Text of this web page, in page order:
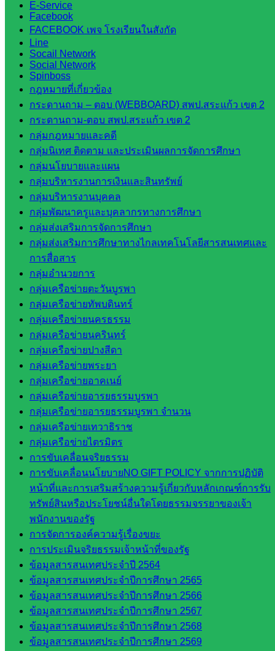
E-Service
Facebook
FACEBOOK เพจ โรงเรียนในสังกัด
Line
Socail Network
Social Network
Spinboss
กฎหมายที่เกี่ยวข้อง
กระดานถาม – ตอบ (WEBBOARD) สพป.สระแก้ว เขต 2
กระดานถาม-ตอบ สพป.สระแก้ว เขต 2
กลุ่มกฎหมายและคดี
กลุ่มนิเทศ ติดตาม และประเมินผลการจัดการศึกษา
กลุ่มนโยบายและแผน
กลุ่มบริหารงานการเงินและสินทรัพย์
กลุ่มบริหารงานบุคคล
กลุ่มพัฒนาครูและบุคลากรทางการศึกษา
กลุ่มส่งเสริมการจัดการศึกษา
กลุ่มส่งเสริมการศึกษาทางไกลเทคโนโลยีสารสนเทศและ
การสื่อสาร
กลุ่มอำนวยการ
กลุ่มเครือข่ายตะวันบูรพา
กลุ่มเครือข่ายทัพบดินทร์
กลุ่มเครือข่ายนครธรรม
กลุ่มเครือข่ายนครินทร์
กลุ่มเครือข่ายปางสีดา
กลุ่มเครือข่ายพระยา
กลุ่มเครือข่ายอาคเนย์
กลุ่มเครือข่ายอารยธรรมบูรพา
กลุ่มเครือข่ายอารยธรรมบูรพา จำนวน
กลุ่มเครือข่ายเทวาธิราช
กลุ่มเครือข่ายไตรมิตร
การขับเคลื่อนจริยธรรม
การขับเคลื่อนนโยบายNO GIFT POLICY จากการปฏิบัติ
หน้าที่และการเสริมสร้างความรู้เกี่ยวกับหลักเกณฑ์การรับ
ทรัพย์สินหรือประโยชน์อื่นใดโดยธรรมจรรยาของเจ้า
พนักงานของรัฐ
การจัดการองค์ความรู้เรื่องขยะ
การประเมินจริยธรรมเจ้าหน้าที่ของรัฐ
ข้อมูลสารสนเทศประจำปี 2564
ข้อมูลสารสนเทศประจำปีการศึกษา 2565
ข้อมูลสารสนเทศประจำปีการศึกษา 2566
ข้อมูลสารสนเทศประจำปีการศึกษา 2567
ข้อมูลสารสนเทศประจำปีการศึกษา 2568
ข้อมูลสารสนเทศประจำปีการศึกษา 2569
เทคนิค
สระแก้ว
วิทยาลัย
เทคนิค
วังน้ำเย็น
กศน.สระแก้ว
เว็บไซต์
กลุ่มงาน
ใน
สำนักงาน
กลุ่
มอำนวย
การ
กลุ่ม
บริหาร
งานงาน
เงินและ
สินทรัพย์
กลุ่มน
โยบาย
และแผน
กลุ่มส่ง
เสริมการ
จัดการ
ศึกษา
กลุ่ม
บริหาร
งาน
บุคคล
กลุ่ม
พัฒนาครู
และบุ
คลากรฯ
กลุ่มนิ
เทศ
ติดตาม
และประ
เมินผลฯ